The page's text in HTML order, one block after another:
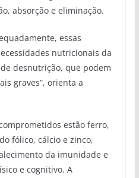
absorção e eliminação.
essas
nutricionais da
desnutrição, que podem
graves”, orienta a
estão ferro,
fólico, cálcio e zinco,
da imunidade e
e cognitivo. A